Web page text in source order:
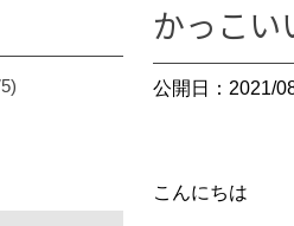
かっこ
公開日：2021/
こんにちは